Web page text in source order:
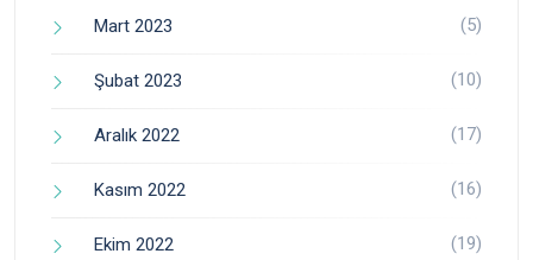
Mart 2023 (5)
Şubat 2023 (10)
Aralık 2022 (17)
Kasım 2022 (16)
Ekim 2022 (19)